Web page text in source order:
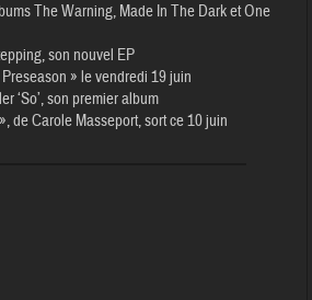
The Warning, Made In The Dark et One
son nouvel EP
» le vendredi 19 juin
‘So’, son premier album
de Carole Masseport, sort ce 10 juin